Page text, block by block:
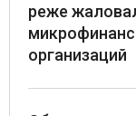
реже
организаций